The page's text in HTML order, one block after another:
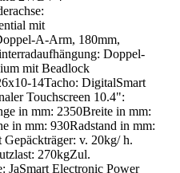
mit
A-Arm, 180mm,
Doppel-
mit Beadlock
14Tacho: DigitalSmart
Touchscreen 10.4":
in mm: 2350Breite in mm:
in mm: 930Radstand in mm:
v. 20kg/ h.
270kgZul.
JaSmart Electronic Power